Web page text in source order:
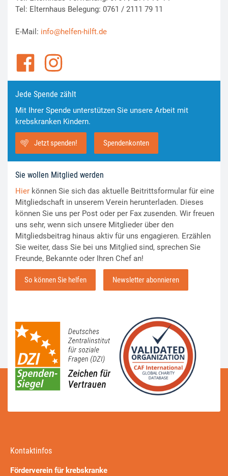
Tel: Elternhaus Belegung: 0761 / 2111 79 11
E-Mail: info@helfen-hilft.de
Jede Spende zählt
Mit Ihrer Spende unterstützen Sie unsere Arbeit mit
krebskranken Kindern.
Jetzt spenden! Spendenkonten
Sie wollen Mitglied werden
Hier können Sie sich das aktuelle Beitrittsformular für eine
Mitgliedschaft in unserem Verein herunterladen. Dieses
können Sie uns per Post oder per Fax zusenden. Wir freuen
uns sehr, wenn sich unsere Mitglieder über den
Mitgliedsbeitrag hinaus aktiv für uns engagieren. Erzählen
Sie weiter, dass Sie bei uns Mitglied sind, sprechen Sie
Freunde, Bekannte oder Ihren Chef an!
So können Sie helfen Newsletter abonnieren
Kontaktinfos
Förderverein für krebskranke